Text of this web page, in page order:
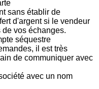
sans établir de
d'argent si le vendeur
vos échanges.
séquestre
il est très
de communiquer avec
avec un nom